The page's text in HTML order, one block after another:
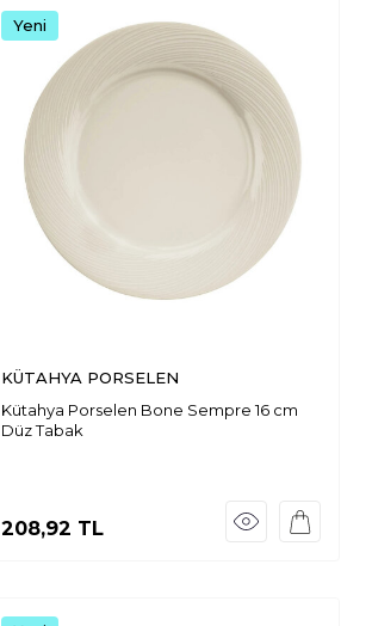
Yeni
KÜTAHYA PORSELEN
Kütahya Porselen Bone Sempre 16 cm
Düz Tabak
208,92 TL